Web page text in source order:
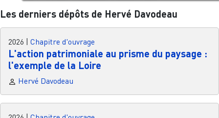
Les derniers dépôts de Hervé Davodeau
2026 Chapitre d'ouvrage
L'action patrimoniale au prisme du paysage :
l'exemple de la Loire
Hervé Davodeau